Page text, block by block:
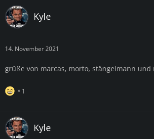
Kyle
14. November 2021
grüße von marcas, morto, stängelmann und
1
Kyle